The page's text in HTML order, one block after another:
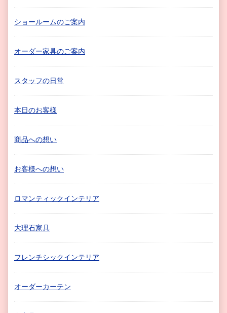
ショールームのご案内
オーダー家具のご案内
スタッフの日常
本日のお客様
商品への想い
お客様への想い
ロマンティックインテリア
大理石家具
フレンチシックインテリア
オーダーカーテン